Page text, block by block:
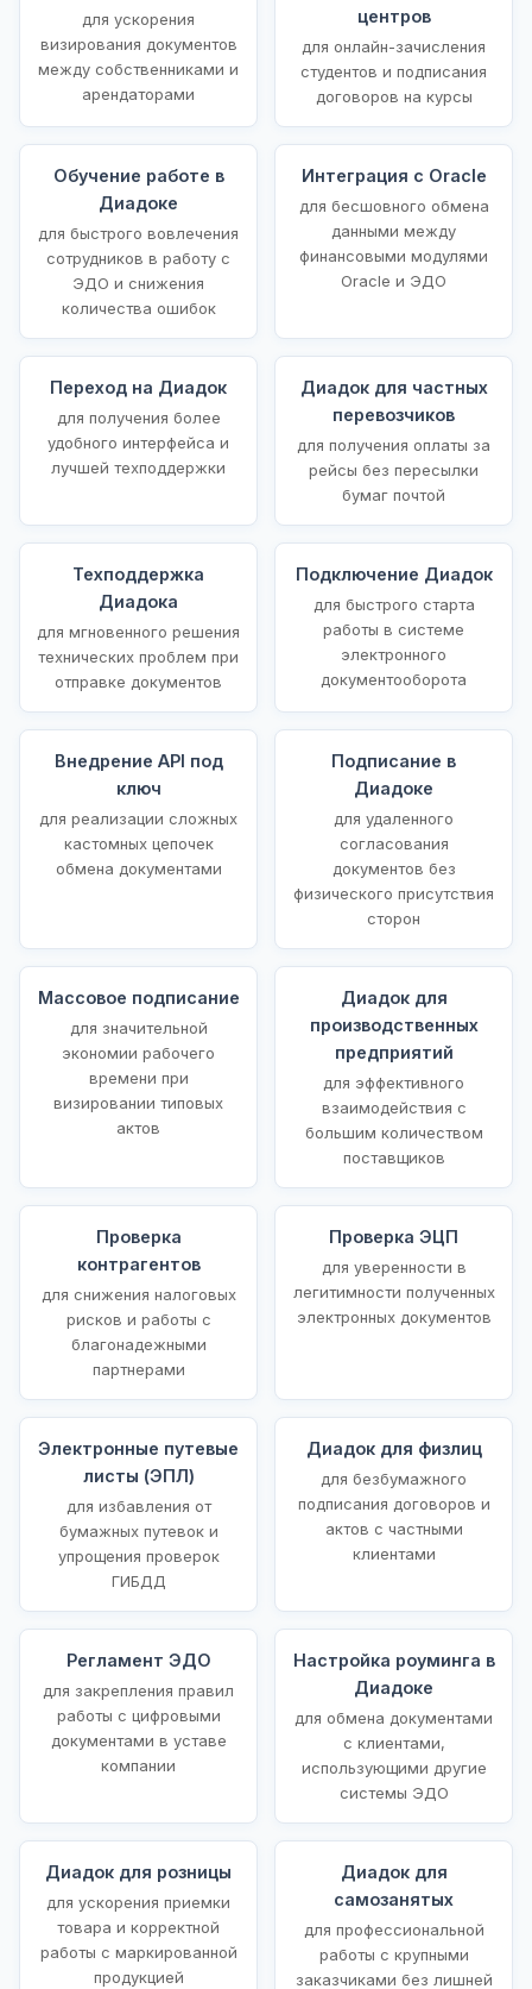
для ускорения
визирования документов
между собственниками и
арендаторами
центров
для онлайн-зачисления
студентов и подписания
договоров на курсы
Обучение работе в
Диадоке
для быстрого вовлечения
сотрудников в работу с
ЭДО и снижения
количества ошибок
Интеграция с Oracle
для бесшовного обмена
данными между
финансовыми модулями
Oracle и ЭДО
Переход на Диадок
для получения более
удобного интерфейса и
лучшей техподдержки
Диадок для частных
перевозчиков
для получения оплаты за
рейсы без пересылки
бумаг почтой
Техподдержка
Диадока
для мгновенного решения
технических проблем при
отправке документов
Подключение Диадок
для быстрого старта
работы в системе
электронного
документооборота
Внедрение API под
ключ
для реализации сложных
кастомных цепочек
обмена документами
Подписание в
Диадоке
для удаленного
согласования
документов без
физического присутствия
сторон
Массовое подписание
для значительной
экономии рабочего
времени при
визировании типовых
актов
Диадок для
производственных
предприятий
для эффективного
взаимодействия с
большим количеством
поставщиков
Проверка
контрагентов
для снижения налоговых
рисков и работы с
благонадежными
партнерами
Проверка ЭЦП
для уверенности в
легитимности полученных
электронных документов
Электронные путевые
листы (ЭПЛ)
для избавления от
бумажных путевок и
упрощения проверок
ГИБДД
Диадок для физлиц
для безбумажного
подписания договоров и
актов с частными
клиентами
Регламент ЭДО
для закрепления правил
работы с цифровыми
документами в уставе
компании
Настройка роуминга в
Диадоке
для обмена документами
с клиентами,
использующими другие
системы ЭДО
Диадок для розницы
для ускорения приемки
товара и корректной
работы с маркированной
продукцией
Диадок для
самозанятых
для профессиональной
работы с крупными
заказчиками без лишней